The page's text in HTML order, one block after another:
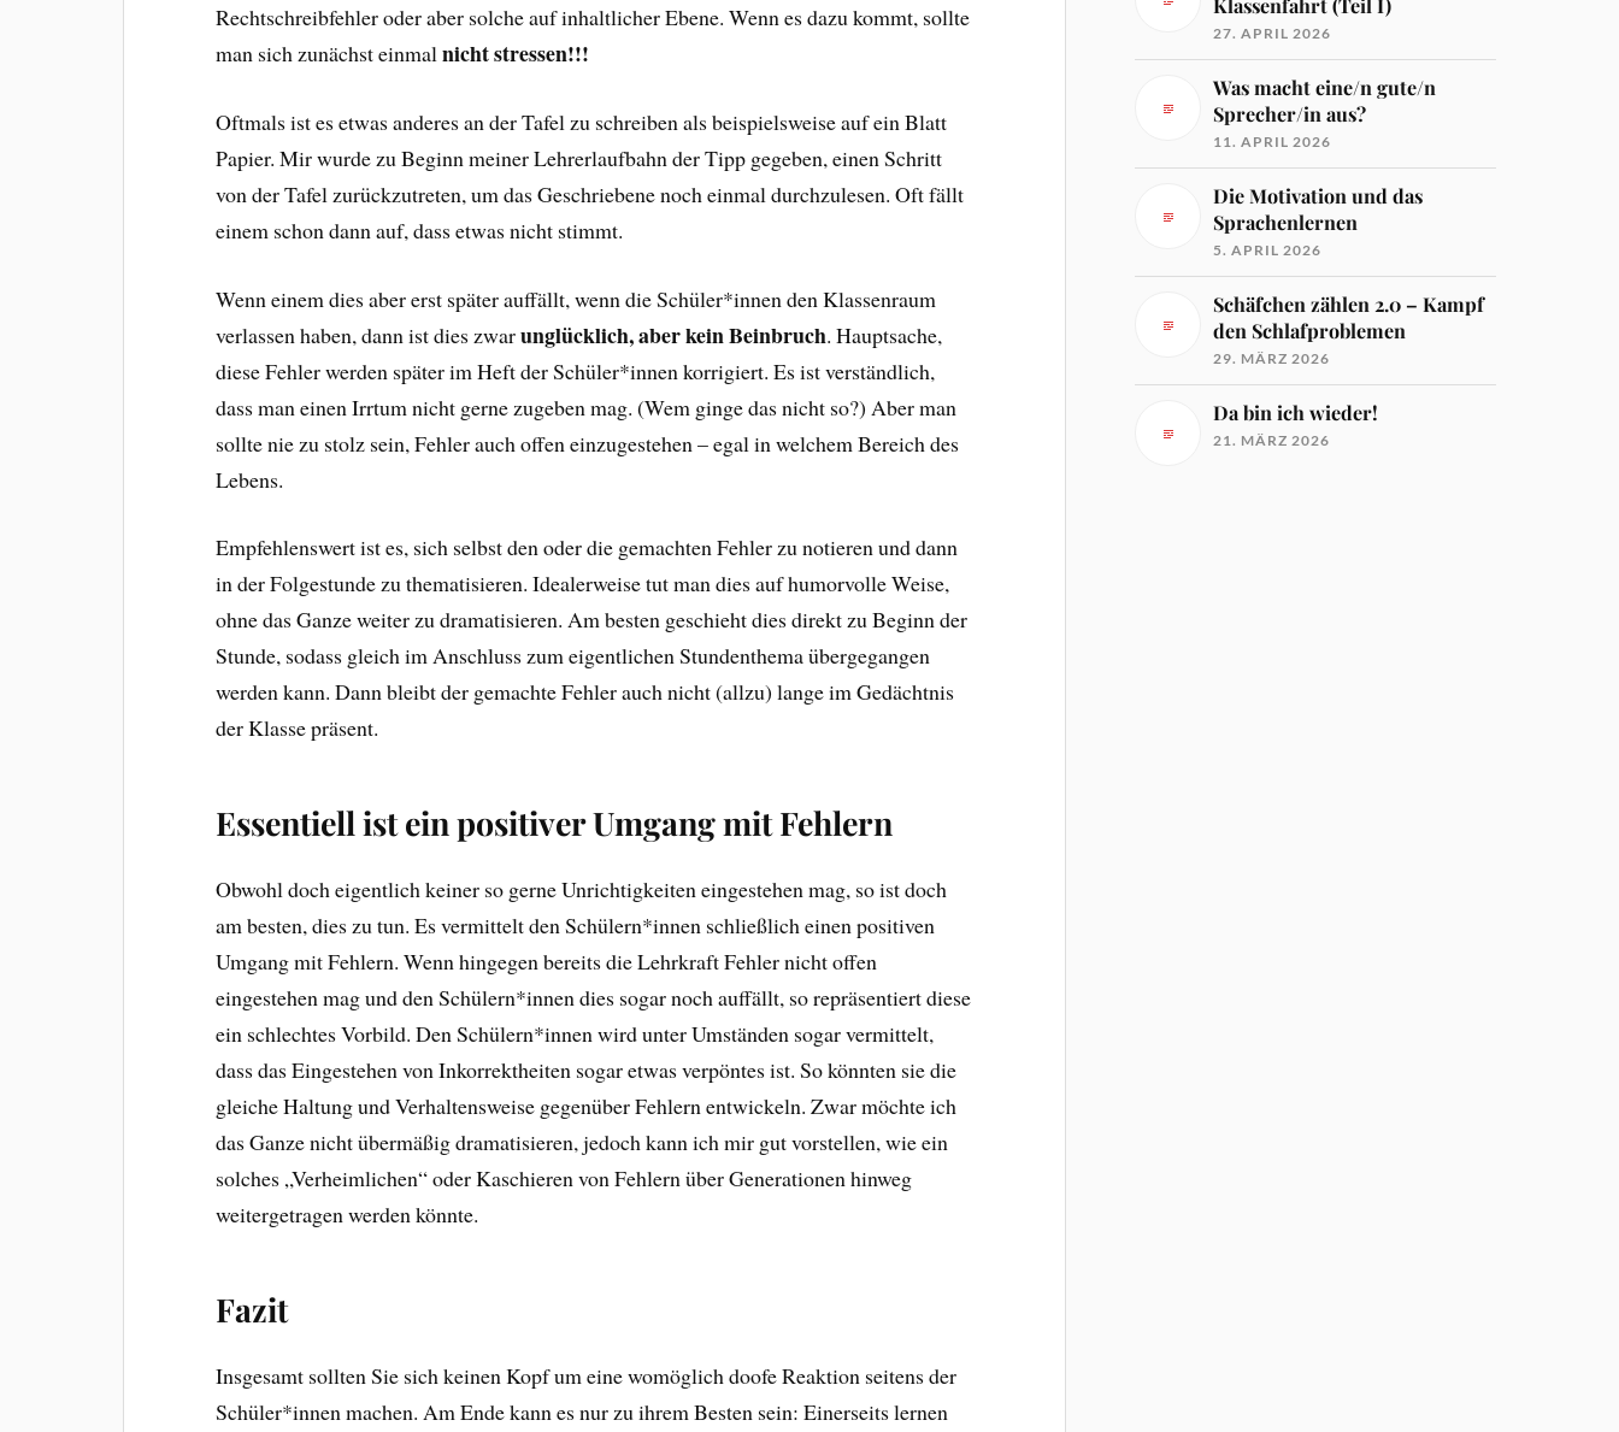
Rechtschreibfehler oder aber solche auf inhaltlicher Ebene. Wenn es dazu kommt, sollte
man sich zunächst einmalnicht stressen!!!
Oftmals ist es etwas anderes an der Tafel zu schreiben als beispielsweise auf ein Blatt
Papier. Mir wurde zu Beginn meiner Lehrerlaufbahn der Tipp gegeben, einen Schritt
von der Tafel zurückzutreten, um das Geschriebene noch einmal durchzulesen. Oft fällt
einem schon dann auf, dass etwas nicht stimmt.
Wenn einem dies aber erst später auffällt, wenn die Schüler*innen den Klassenraum
verlassen haben, dann ist dies zwarunglücklich, aber kein Beinbruch. Hauptsache,
diese Fehler werden später im Heft der Schüler*innen korrigiert. Es ist verständlich,
dass man einen Irrtum nicht gerne zugeben mag. (Wem ginge das nicht so?) Aber man
sollte nie zu stolz sein, Fehler auch offen einzugestehen – egal in welchem Bereich des
Lebens.
Empfehlenswert ist es, sich selbst den oder die gemachten Fehler zu notieren und dann
in der Folgestunde zu thematisieren. Idealerweise tut man dies auf humorvolle Weise,
ohne das Ganze weiter zu dramatisieren. Am besten geschieht dies direkt zu Beginn der
Stunde, sodass gleich im Anschluss zum eigentlichen Stundenthema übergegangen
werden kann. Dann bleibt der gemachte Fehler auch nicht (allzu) lange im Gedächtnis
der Klasse präsent.
Essentiell ist ein positiver Umgang mit Fehlern
Obwohl doch eigentlich keiner so gerne Unrichtigkeiten eingestehen mag, so ist doch
am besten, dies zu tun. Es vermittelt den Schülern*innen schließlich einen positiven
Umgang mit Fehlern. Wenn hingegen bereits die Lehrkraft Fehler nicht offen
eingestehen mag und den Schülern*innen dies sogar noch auffällt, so repräsentiert diese
ein schlechtes Vorbild. Den Schülern*innen wird unter Umständen sogar vermittelt,
dass das Eingestehen von Inkorrektheiten sogar etwas verpöntes ist. So könnten sie die
gleiche Haltung und Verhaltensweise gegenüber Fehlern entwickeln. Zwar möchte ich
das Ganze nicht übermäßig dramatisieren, jedoch kann ich mir gut vorstellen, wie ein
solches „Verheimlichen“ oder Kaschieren von Fehlern über Generationen hinweg
weitergetragen werden könnte.
Fazit
Insgesamt sollten Sie sich keinen Kopf um eine womöglich doofe Reaktion seitens der
Schüler*innen machen. Am Ende kann es nur zu ihrem Besten sein: Einerseits lernen
Klassenfahrt (Teil I)
27. APRIL 2026
Was macht eine/n gute/n
Sprecher/in aus?
11. APRIL 2026
Die Motivation und das
Sprachenlernen
5. APRIL 2026
Schäfchen zählen 2.0 – Kampf
den Schlafproblemen
29. MÄRZ 2026
Da bin ich wieder!
21. MÄRZ 2026